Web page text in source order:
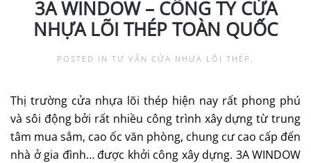
3A WINDOW – CÔNG TY CỬA
NHỰA LÕI THÉP TOÀN QUỐC
POSTED IN TƯ VẤN CỬA NHỰA LÕI THÉP
Thị trường cửa nhựa lõi thép hiện nay rất phong phú
và sôi động bởi rất nhiều công trình xây dựng từ trung
tâm mua sắm, cao ốc văn phòng, chung cư cao cấp đến
nhà ở gia đình… được khởi công xây dựng. 3A WINDOW